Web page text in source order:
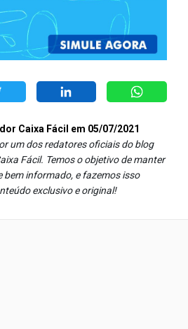
Caixa Fácil em 05/07/2021
um dos redatores oficiais do blog
Fácil. Temos o objetivo de manter
bem informado, e fazemos isso
exclusivo e original!